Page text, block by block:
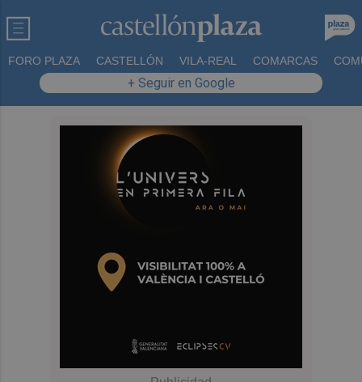
FORO PLAZA CASTELLÓN VILA-REAL COMARCAS
+ Seguir en Google